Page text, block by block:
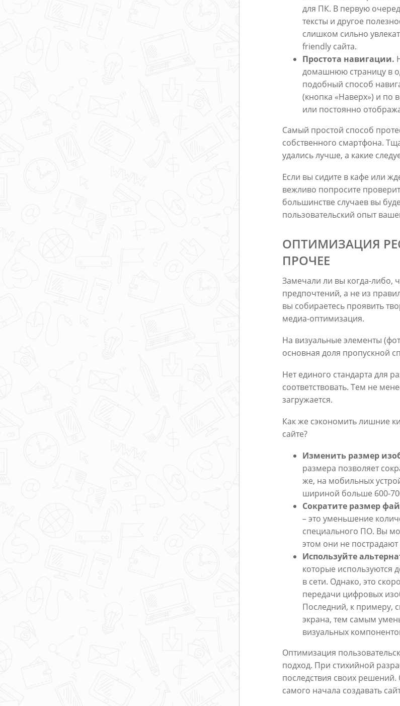
для ПК. В первую
тексты и другое
слишком сильно
friendly сайта.
Простота навигации.
домашнюю страницу в
подобный способ
(кнопка «Наверх») и по
или постоянно
Самый простой способ
собственного смартфона.
удались лучше, а какие
Если вы сидите в кафе или
вежливо попросите
большинстве случаев вы
пользовательский опыт
ОПТИМИЗАЦИЯ
ПРОЧЕЕ
Замечали ли вы когда-либо,
предпочтений, а не из
вы собираетесь проявить
медиа-оптимизация.
На визуальные элементы
основная доля пропускной
Нет единого стандарта для
соответствовать. Тем не
загружается.
Как же сэкономить лишние
сайте?
Изменить размер
размера позволяет
же, на мобильных
шириной больше 600-
Сократите размер
– это уменьшение
специального ПО. Вы
этом они не пострадают
Используйте
которые используются
в сети. Однако, это
передачи цифровых
Последний, к примеру,
экрана, тем самым
визуальных
Оптимизация
подход. При стихийной
последствия своих
самого начала создавать